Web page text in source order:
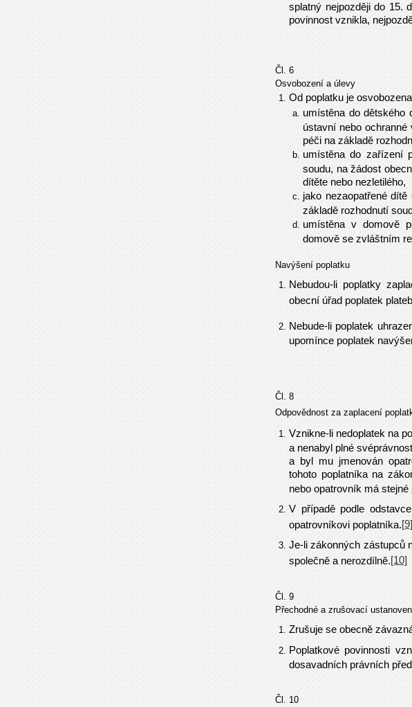
splatný nejpozději do 15.
povinnost vznikla,
Čl. 6
Osvobození a úlevy
Od poplatku je
umístěna do dětského
ústavní nebo
péči na základě
umístěna do zařízení
soudu, na žádost
dítěte nebo nezletilého,
jako nezaopatřené
základě rozhodnutí
umístěna v domově
domově se zvláštním
Navýšení poplatku
Nebudou-li poplatky
obecní úřad poplatek
Nebude-li poplatek
upomínce poplatek
Čl. 8
Odpovědnost za zaplacení
Vznikne-li nedoplatek na
a nenabyl plné
a byl mu jmenován
tohoto poplatníka na
nebo opatrovník má
V případě podle
opatrovníkovi poplatníka. [9]
Je-li zákonných zástupců
společně a nerozdílně. [10]
Čl. 9
Přechodné a zrušovací
Zrušuje se obecně
Poplatkové povinnosti
dosavadních právních
Čl. 10